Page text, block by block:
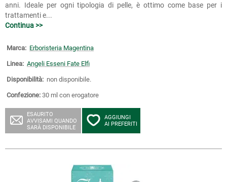
anni. Ideale per ogni tipologia di pelle, è ottimo come base per i
trattamenti e...
Continua >>
Marca: Erboristeria Magentina
Linea: Angeli Esseni Fate Elfi
Disponibilità: non disponibile.
Confezione: 30 ml con erogatore
ESAURITO
AVVISAMI QUANDO
SARÀ DISPONIBILE
AGGIUNGI
AI PREFERITI